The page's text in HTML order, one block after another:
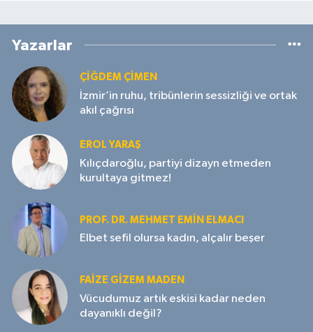
Yazarlar
ÇIĞDEM ÇIMEN
İzmir’in ruhu, tribünlerin sessizliği ve ortak
akıl çağrısı
EROL YARAŞ
Kılıçdaroğlu, partiyi dizayn etmeden
kurultaya gitmez!
PROF. DR. MEHMET EMIN ELMACI
Elbet sefil olursa kadın, alçalır beşer
FAIZE GIZEM MADEN
Vücudumuz artık eskisi kadar neden
dayanıklı değil?